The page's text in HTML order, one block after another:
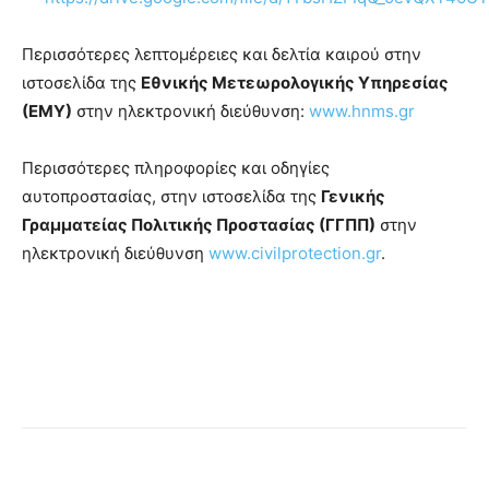
Περισσότερες λεπτομέρειες και δελτία καιρού στην
ιστοσελίδα της Εθνικής Μετεωρολογικής Υπηρεσίας
(ΕΜΥ) στην ηλεκτρονική διεύθυνση: www.hnms.gr
Περισσότερες πληροφορίες και οδηγίες
αυτοπροστασίας, στην ιστοσελίδα της Γενικής
Γραμματείας Πολιτικής Προστασίας (ΓΓΠΠ) στην
ηλεκτρονική διεύθυνση www.civilprotection.gr.